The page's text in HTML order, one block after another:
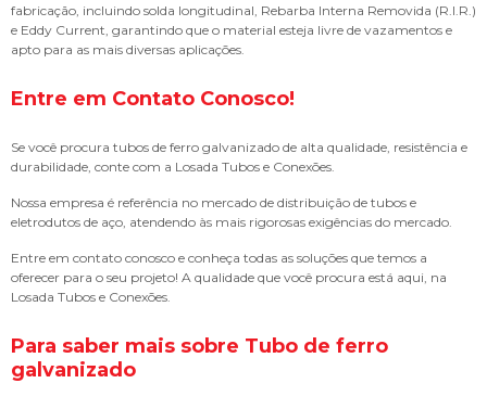
fabricação, incluindo solda longitudinal, Rebarba Interna Removida (R.I.R.)
e Eddy Current, garantindo que o material esteja livre de vazamentos e
apto para as mais diversas aplicações.
Entre em Contato Conosco!
Se você procura tubos de ferro galvanizado de alta qualidade, resistência e
durabilidade, conte com a Losada Tubos e Conexões.
Nossa empresa é referência no mercado de distribuição de tubos e
eletrodutos de aço, atendendo às mais rigorosas exigências do mercado.
Entre em contato conosco e conheça todas as soluções que temos a
oferecer para o seu projeto! A qualidade que você procura está aqui, na
Losada Tubos e Conexões.
Para saber mais sobre Tubo de ferro
galvanizado